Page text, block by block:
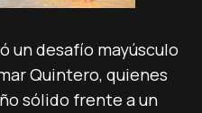
un desafío mayúsculo
Quintero, quienes
sólido frente a un